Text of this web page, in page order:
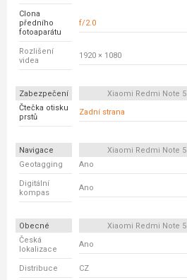
Clona
předního
fotoaparátu
f/2.0
Rozlišení
videa
1920 × 1080
Zabezpečení Xiaomi Redmi Note 5
Čtečka otisku
prstů
Zadní strana
Navigace Xiaomi Redmi Note 5
Geotagging
Ano
Digitální
kompas
Ano
Obecné Xiaomi Redmi Note 5
Česká
lokalizace
Ano
Distribuce CZ